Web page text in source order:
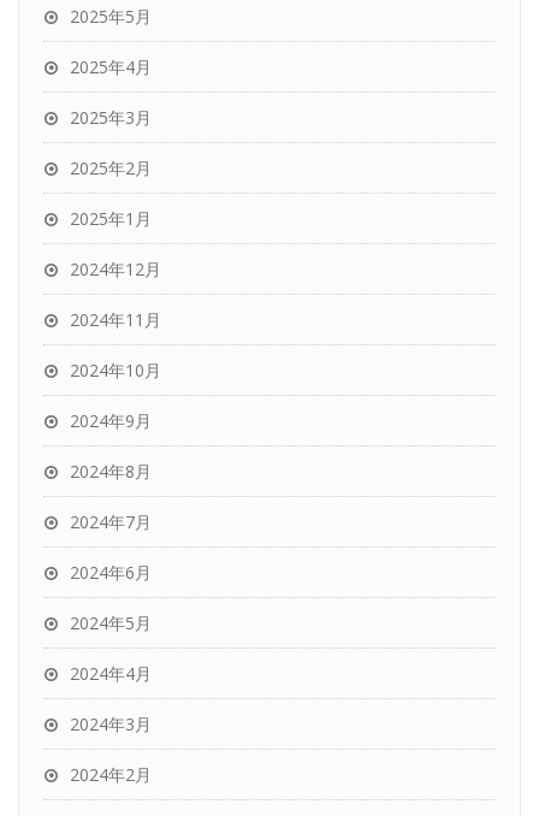
2025年5月
2025年4月
2025年3月
2025年2月
2025年1月
2024年12月
2024年11月
2024年10月
2024年9月
2024年8月
2024年7月
2024年6月
2024年5月
2024年4月
2024年3月
2024年2月